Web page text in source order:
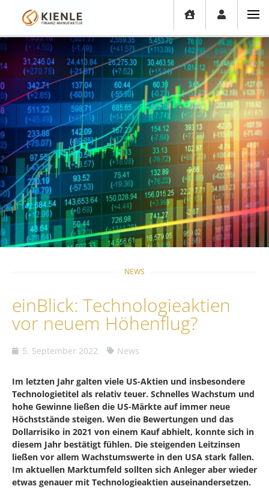
NEWS
einBlick: Technologieaktien
vor neuem Höhenflug?
5. September 2022 News
Im letzten Jahr galten viele US-Aktien und insbesondere
Technologietitel als relativ teuer. Schnelles Wachstum und
hohe Gewinne ließen die US-Märkte auf immer neue
Höchststände steigen. Wen die Bewertungen und das
Dollarrisiko in 2021 von einem Kauf abhielt, konnte sich in
diesem Jahr bestätigt fühlen. Die steigenden Leitzinsen
ließen vor allem Wachstumswerte in den USA stark fallen.
Im aktuellen Marktumfeld sollten sich Anleger aber wieder
etwas genauer mit Technologieaktien auseinandersetzen.